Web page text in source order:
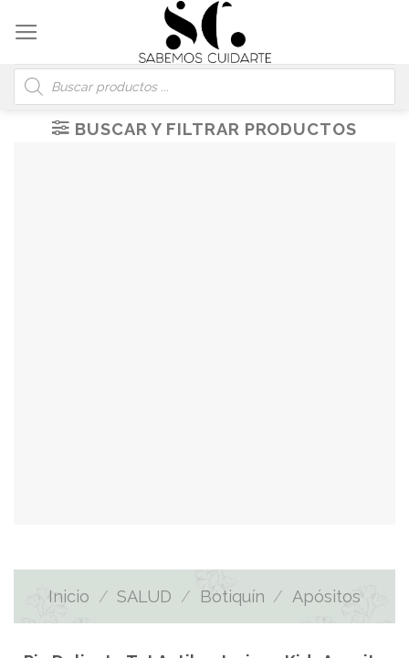
content
Búsqueda
de
productos
BUSCAR Y FILTRAR PRODUCTOS
Inicio / SALUD / Botiquín / Apósitos